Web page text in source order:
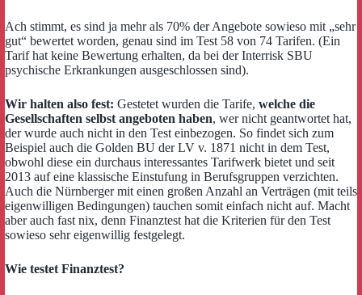
Ach stimmt, es sind ja mehr als 70% der Angebote sowieso mit „sehr
gut“ bewertet worden, genau sind im Test 58 von 74 Tarifen. (Ein
Tarif hat keine Bewertung erhalten, da bei der Interrisk SBU
psychische Erkrankungen ausgeschlossen sind).
Wir halten also fest: Gestetet wurden die Tarife, welche die
Gesellschaften selbst angeboten haben, wer nicht geantwortet hat,
der wurde auch nicht in den Test einbezogen. So findet sich zum
Beispiel auch die Golden BU der LV v. 1871 nicht in dem Test,
obwohl diese ein durchaus interessantes Tarifwerk bietet und seit
2013 auf eine klassische Einstufung in Berufsgruppen verzichten.
Auch die Nürnberger mit einen großen Anzahl an Verträgen (mit teils
eigenwilligen Bedingungen) tauchen somit einfach nicht auf. Macht
aber auch fast nix, denn Finanztest hat die Kriterien für den Test
sowieso sehr eigenwillig festgelegt.
Wie testet Finanztest?